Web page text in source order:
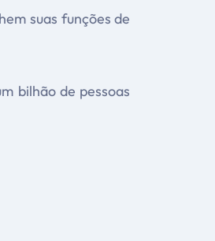
suas funções de
bilhão de pessoas